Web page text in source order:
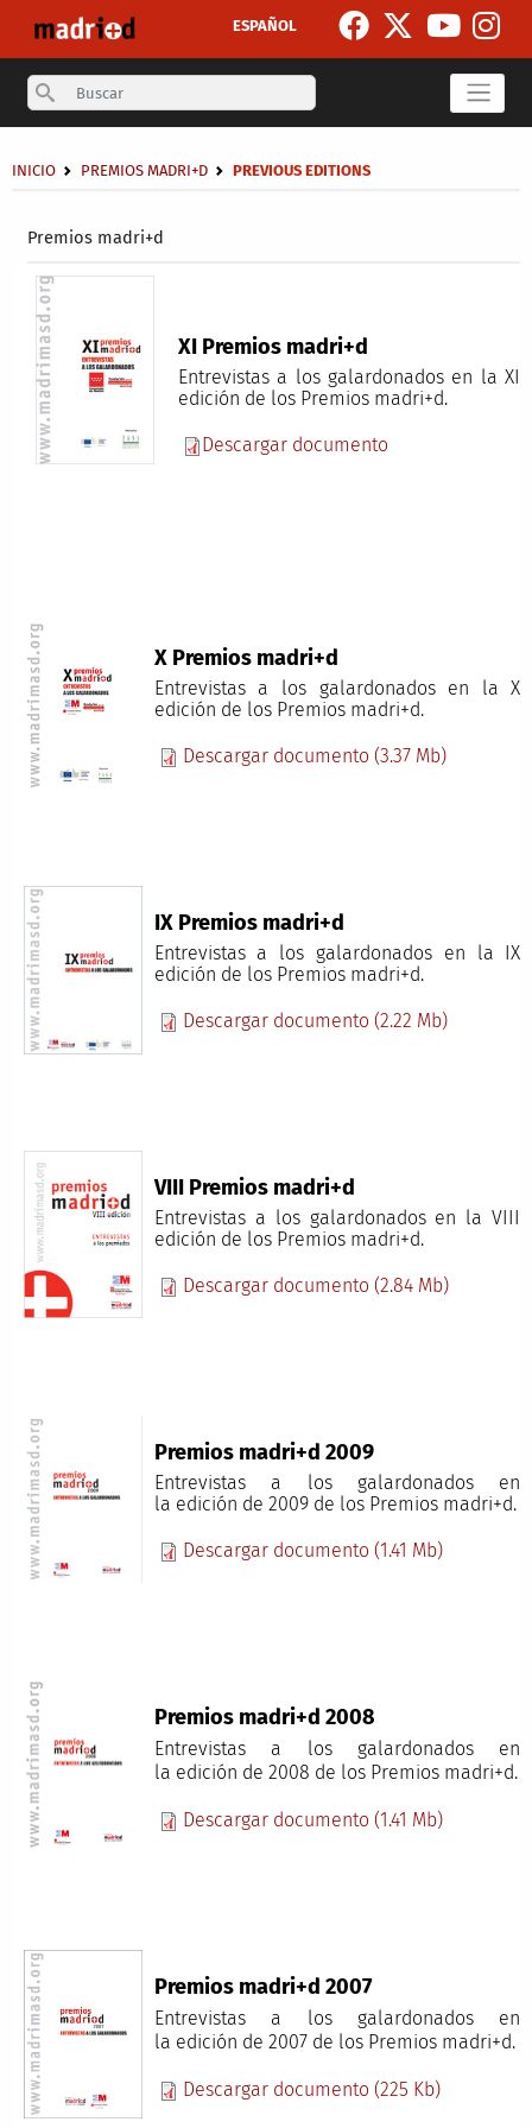
ESPAÑOL
Search
Premios madri+d
Breadcrumb
INICIO PREMIOS MADRI+D PREVIOUS EDITIONS
XI Premios madri+d
Entrevistas a los galardonados en la XI
edición de los Premios madri+d.
Descargar documento
X Premios madri+d
Entrevistas a los galardonados en la X
edición de los Premios madri+d.
Descargar documento (3.37 Mb)
IX Premios madri+d
Entrevistas a los galardonados en la IX
edición de los Premios madri+d.
Descargar documento (2.22 Mb)
VIII Premios madri+d
Entrevistas a los galardonados en la VIII
edición de los Premios madri+d.
Descargar documento (2.84 Mb)
Premios madri+d 2009
Entrevistas a los galardonados en
la edición de 2009 de los Premios madri+d.
Descargar documento (1.41 Mb)
Premios madri+d 2008
Entrevistas a los galardonados en
la edición de 2008 de los Premios madri+d.
Descargar documento (1.41 Mb)
Premios madri+d 2007
Entrevistas a los galardonados en
la edición de 2007 de los Premios madri+d.
Descargar documento (225 Kb)